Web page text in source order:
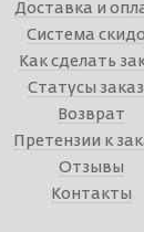
Доставка и
Система
Как сделать
Статусы
Возврат
Претензии к
Отзывы
Контакты